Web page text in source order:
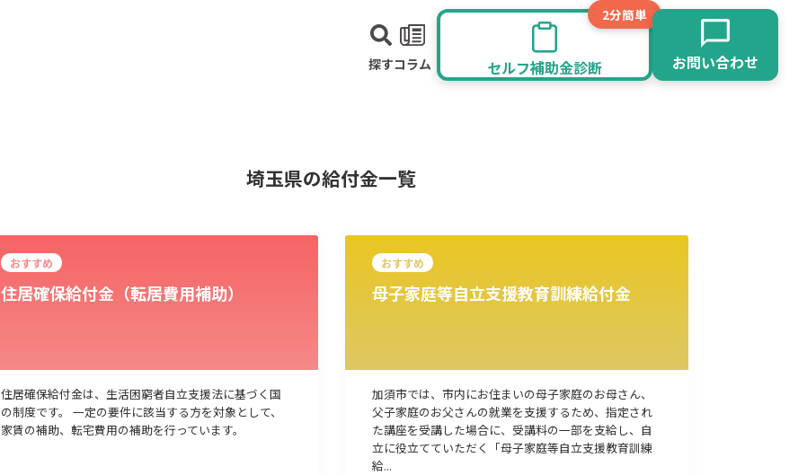
探すコラム
2分簡単
セルフ補助金診断 お問い合わせ
起業・創業 事業承継 災害・被災者支援 コロナ関連
埼玉県の給付金一覧
おすすめ
住居確保給付金（転居費用補助）
住居確保給付金は、生活困窮者自立支援法に基づく国
の制度です。 一定の要件に該当する方を対象として、
家賃の補助、転宅費用の補助を行っています。
おすすめ
母子家庭等自立支援教育訓練給付金
加須市では、市内にお住まいの母子家庭のお母さん、
父子家庭のお父さんの就業を支援するため、指定され
た講座を受講した場合に、受講料の一部を支給し、自
立に役立てていただく「母子家庭等自立支援教育訓練
給...